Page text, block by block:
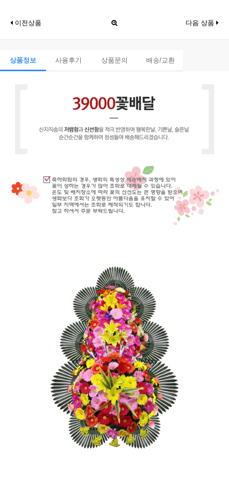
이전상품 다음 상품
상품정보 사용후기 상품문의 배송/교환